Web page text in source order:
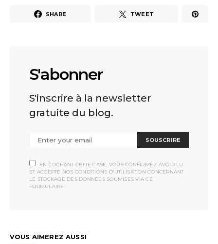
SHARE TWEET
S'abonner
S'inscrire à la newsletter
gratuite du blog.
SOUSCRIRE
EN COCHANT CETTE CASE, VOUS CONFIRMEZ AVOIR LU
ET ACCEPTÉ NOS CONDITIONS D'UTILISATION CONCERNANT
LE STOCKAGE DES DONNÉES SOUMISES VIA CE
FORMULAIRE.
VOUS AIMEREZ AUSSI